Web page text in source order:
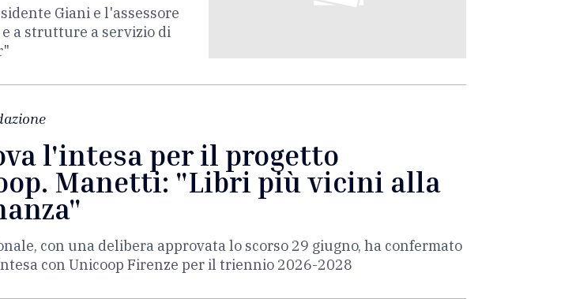
Giani e l'assessore
a strutture a servizio di
l'intesa per il progetto
Manetti: "Libri più vicini alla
con una delibera approvata lo scorso 29 giugno, ha confermato
con Unicoop Firenze per il triennio 2026-2028